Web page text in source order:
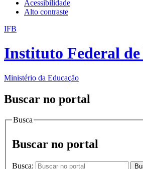
Acessibilidade
Alto contraste
IFB
Instituto Federal
Ministério da Educação
Buscar no portal
Busca
Buscar no portal
Busca: